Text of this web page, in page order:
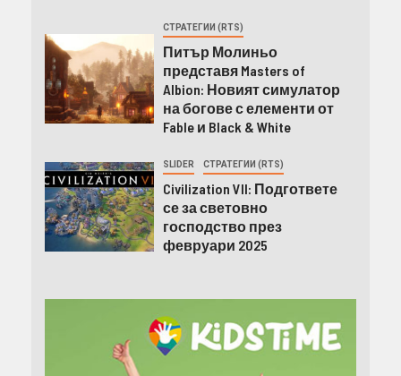
СТРАТЕГИИ (RTS)
Питър Молиньо
представя Masters of
Albion: Новият симулатор
на богове с елементи от
Fable и Black & White
SLIDER СТРАТЕГИИ (RTS)
Civilization VII: Подгответе
се за световно
господство през
февруари 2025